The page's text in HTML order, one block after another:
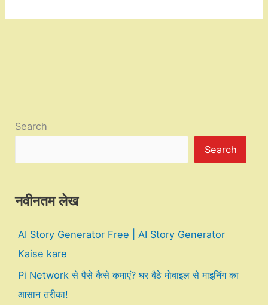
Search
Search
नवीनतम लेख
AI Story Generator Free | AI Story Generator
Kaise kare
Pi Network से पैसे कैसे कमाएं? घर बैठे मोबाइल से माइनिंग का
आसान तरीका!